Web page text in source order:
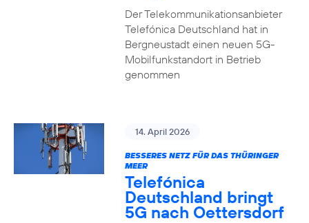
Der Telekommunikationsanbieter
Telefónica Deutschland hat in
Bergneustadt einen neuen 5G-
Mobilfunkstandort in Betrieb
genommen
14. April 2026
BESSERES NETZ FÜR DAS THÜRINGER
MEER
Telefónica
Deutschland bringt
5G nach Oettersdorf